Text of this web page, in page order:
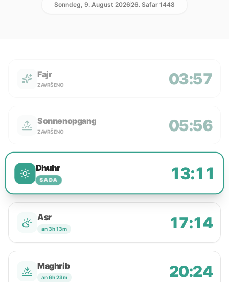
Sonndeg, 9. August 202626. Safar 1448
Fajr
ZAVRŠENO 03:57
Sonnenopgang
ZAVRŠENO 05:56
Dhuhr
SADA 13:11
Asr
an 3h 13m 17:14
Maghrib
an 6h 23m 20:24